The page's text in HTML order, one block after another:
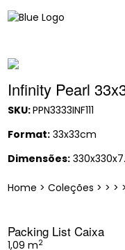
para
Infinity Pearl
SKU:PPN3333INF111
Format:33x33cm
Dimensões:
Home > Coleções > > >
Packing List Caixa
1,09 m2